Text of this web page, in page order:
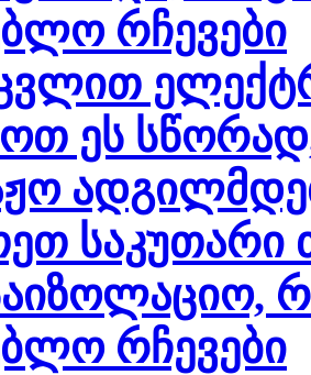
რჩევები
ეს
საკუთარი
რჩევები